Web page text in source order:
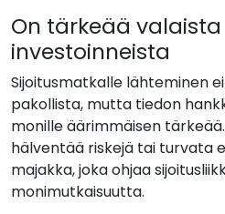
On tärkeää
investoinneista
Sijoitusmatkalle lähteminen
pakollista, mutta tiedon
monille äärimmäisen
hälventää riskejä tai turvata
majakka, joka ohjaa
monimutkaisuutta.